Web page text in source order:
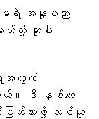
သူမရဲ့ အနုပညာ
ယ်လို့ ဆိုပါ
ာအတွက်
ဒီ နှစ်လေး
င်းပြတ်သားဖို့ သင်ယူ